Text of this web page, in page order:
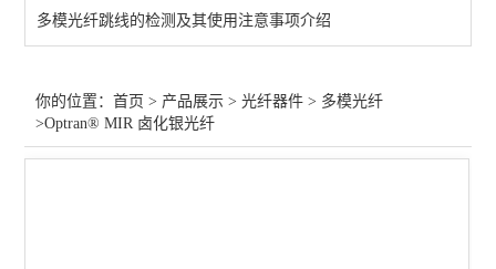
光纤探头
多模光纤跳线的检测及其使用注意事项介绍
你的位置：首页 > 产品展示 >光纤器件 > 多模光纤
>Optran® MIR 卤化银光纤